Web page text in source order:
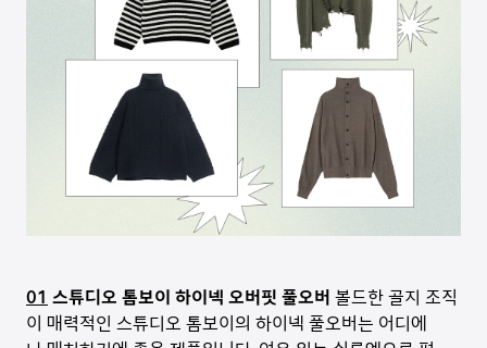
01 스튜디오 톰보이 하이넥 오버핏 풀오버 볼드한 골지 조직
이 매력적인 스튜디오 톰보이의 하이넥 풀오버는 어디에